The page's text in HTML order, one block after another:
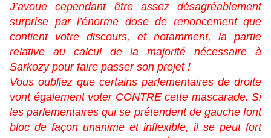
J’avoue cependant être assez désagréablement
surprise par l’énorme dose de renoncement que
contient votre discours, et notamment, la partie
relative au calcul de la majorité nécessaire à
Sarkozy pour faire passer son projet !
Vous oubliez que certains parlementaires de droite
vont également voter CONTRE cette mascarade. Si
les parlementaires qui se prétendent de gauche font
bloc de façon unanime et inflexible, il se peut fort